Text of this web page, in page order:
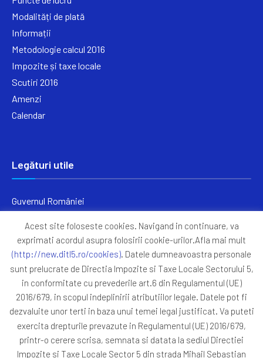
Modalități de plată
Informații
Metodologie calcul 2016
Impozite și taxe locale
Scutiri 2016
Amenzi
Calendar
Legături utile
Guvernul României
Primăria Sectorul 5
ANAF
Protocoale
GDPR
Harta Site
Acest site foloseste cookies. Navigand in continuare, va
exprimati acordul asupra folosirii cookie-urilor.Afla mai mult
(http://new.ditl5.ro/cookies). Datele dumneavoastra personale
sunt prelucrate de Directia Impozite si Taxe Locale Sectorului 5,
in conformitate cu prevederile art.6 din Regulamentul (UE)
2016/679, in scopul indeplinirii atributiilor legale. Datele pot fi
dezvaluite unor terti in baza unui temei legal justificat. Va puteti
exercita drepturile prevazute in Regulamentul (UE) 2016/679,
printr-o cerere scrisa, semnata si datata la sediul Directiei
Impozite si Taxe Locale Sector 5 din strada Mihail Sebastian